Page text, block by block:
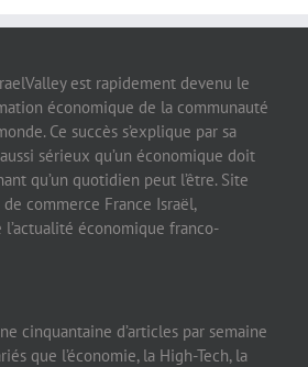
est rapidement devenu le
économique de la communauté
Ce succès s’explique par sa
sérieux qu’un économique doit
qu’un quotidien peut l’être. Site
commerce France Israël,
l’actualité économique franco-
cinquantaine d’articles par semaine
que l’économie, la High-Tech, la